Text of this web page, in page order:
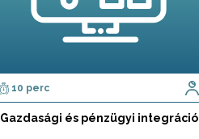
10 perc
Gazdasági és pénzügyi integráció